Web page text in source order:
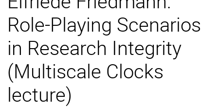
Role-Playing Scenarios
in Research Integrity
(Multiscale Clocks
lecture)